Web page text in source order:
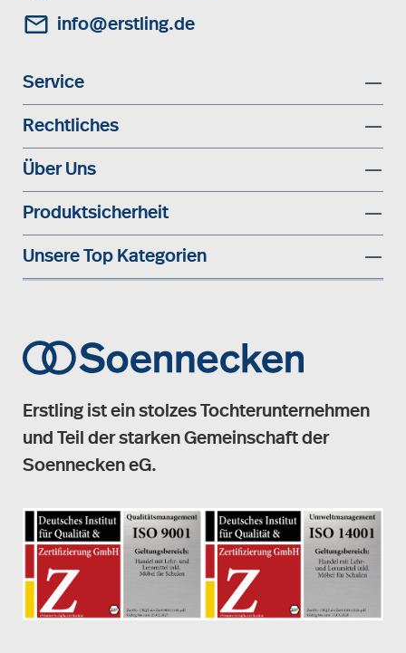
info@erstling.de
Service
Rechtliches
Über Uns
Produktsicherheit
Unsere Top Kategorien
Erstling ist ein stolzes Tochterunternehmen
und Teil der starken Gemeinschaft der
Soennecken eG.